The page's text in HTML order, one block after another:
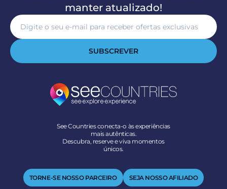
manter atualizado!
SUBSCREVER
See Countries conecta-o às experiências
mais autênticas.
Descubra, reserve e viva momentos
únicos.
TORNE-SE NOSSO PARCEIRO SEJA NOSSO AFILIADO